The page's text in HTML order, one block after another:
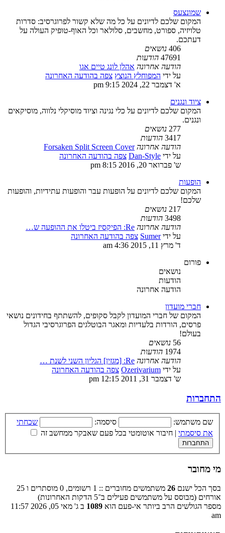
שמונצעס
המקום שלכם לדיונים על כל מה שלא קשור לפרוגרסיב: סדרות
טלויזיה, ספורט, מחשבים, סלולאר וכל האוף-טופיק העולה על
דעתכם.
406 נושאים
47691 הודעות
הודעה אחרונה אהלן לונג טיים אגו
על ידי המפוחלץ הנוצץ צפה בהודעה האחרונה
א' דצמבר 22, 2024 9:15 pm
ציוד ונגנים
המקום שלכם לדיונים על כלי נגינה וציוד מוסיקלי נלווה, מוסיקאים
ונגנים.
277 נושאים
3417 הודעות
הודעה אחרונה Forsaken Split Screen Cover
על ידי Dan-Style צפה בהודעה האחרונה
ש' פברואר 20, 2016 8:15 pm
הופעות
המקום שלכם לדיונים על הופעות עבר והופעות עתידיות, והופעות
שלכם!
217 נושאים
3498 הודעות
הודעה אחרונה Re: הפיקסיז ביטלו את ההופעה ש…
על ידיSumer צפה בהודעה האחרונה
ד' מרץ 11, 2015 4:36 am
פורום
נושאים
הודעות
הודעה אחרונה
חברי מועדון
המקום של חברי המועדון לקבל סקופים, להשתתף בחידונים נושאי
פרסים, הורדות בלעדיות ומאגר הבוטלגים הפרוגרסיבי הגדול
בעולם!
56 נושאים
1974 הודעות
הודעה אחרונה Re: [מגזין] הגליון השני לשנת …
על ידי Ozerivarium צפה בהודעה האחרונה
ש' דצמבר 31, 2011 12:15 pm
התחברות
שם משתמש: סיסמה:
שכחתי
את סיסמתי | חיבור אוטומטי בכל פעם שאבקר ממחשב זה
מי מחובר
בסך הכל ישנם 26
משתמשים מחוברים :: 1 רשומים, 0 מוסתרים ו 25
אורחים (מבוסס על משתמשים פעילים ב־5 הדקות האחרונות)
מספר הגולשים הרב ביותר אי-פעם הוא 1089
ב ג' מאי 05, 2026 11:57
am